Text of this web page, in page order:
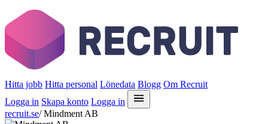
Hitta jobb Hitta personal Lönedata Blogg Om Recruit
Logga in Skapa konto Logga in
recruit.se/ Mindment AB